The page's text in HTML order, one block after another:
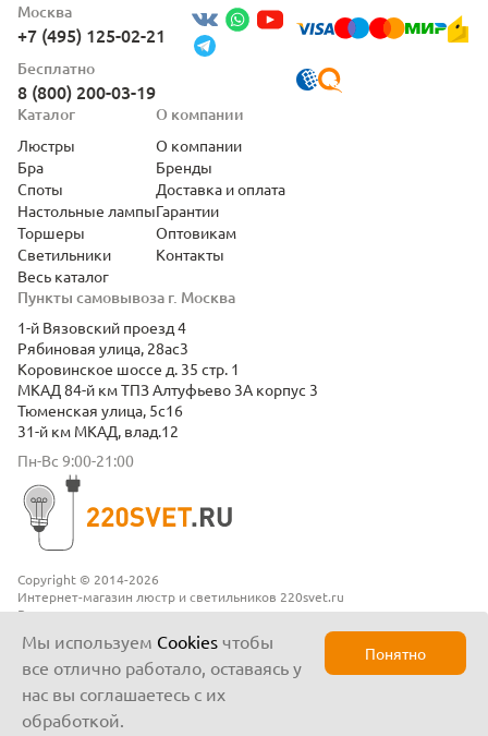
Copyright © 2014-2026
Интернет-магазин люстр и светильников 220svet.ru
Все права защищены
Москва
+7 (495) 125-02-21
Бесплатно
8 (800) 200-03-19
Пункты самовывоза г. Москва
1-й Вязовский проезд 4
Рябиновая улица, 28ас3
Коровинское шоссе д. 35 стр. 1
МКАД 84-й км ТПЗ Алтуфьево 3А корпус 3
Тюменская улица, 5с16
31-й км МКАД, влад.12
Пн-Вс 9:00-21:00
Каталог
Люстры
Бра
Споты
Настольные лампы
Торшеры
Светильники
Весь каталог
О компании
О компании
Бренды
Доставка и оплата
Гарантии
Оптовикам
Контакты
Мы используем Cookies чтобы
все отлично работало, оставаясь у
нас вы соглашаетесь с их
обработкой.
Понятно